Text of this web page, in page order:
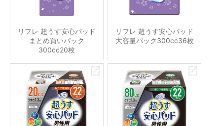
リフレ 超うす安心パッド
まとめ買いパック
300cc20枚
リフレ 超うす安心パッド
大容量パック300cc36枚